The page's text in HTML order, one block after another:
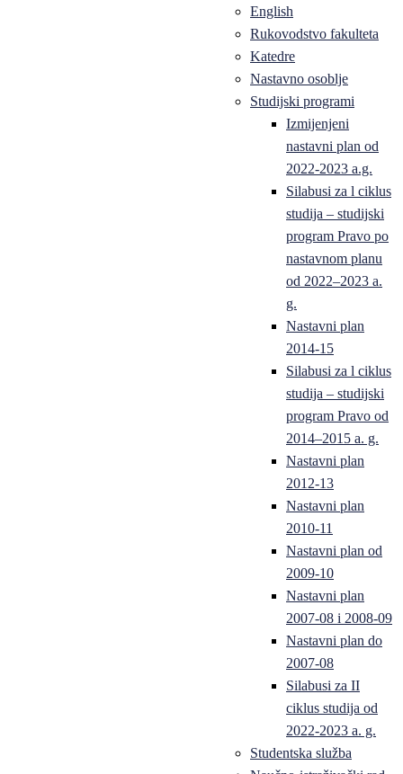
English
Rukovodstvo fakulteta
Katedre
Nastavno osoblje
Studijski programi
Izmijenjeni
nastavni plan od
2022-2023 a.g.
Silabusi za l ciklus
studija – studijski
program Pravo po
nastavnom planu
od 2022–2023 a.
g.
Nastavni plan
2014-15
Silabusi za l ciklus
studija – studijski
program Pravo od
2014–2015 a. g.
Nastavni plan
2012-13
Nastavni plan
2010-11
Nastavni plan od
2009-10
Nastavni plan
2007-08 i 2008-09
Nastavni plan do
2007-08
Silabusi za II
ciklus studija od
2022-2023 a. g.
Studentska služba